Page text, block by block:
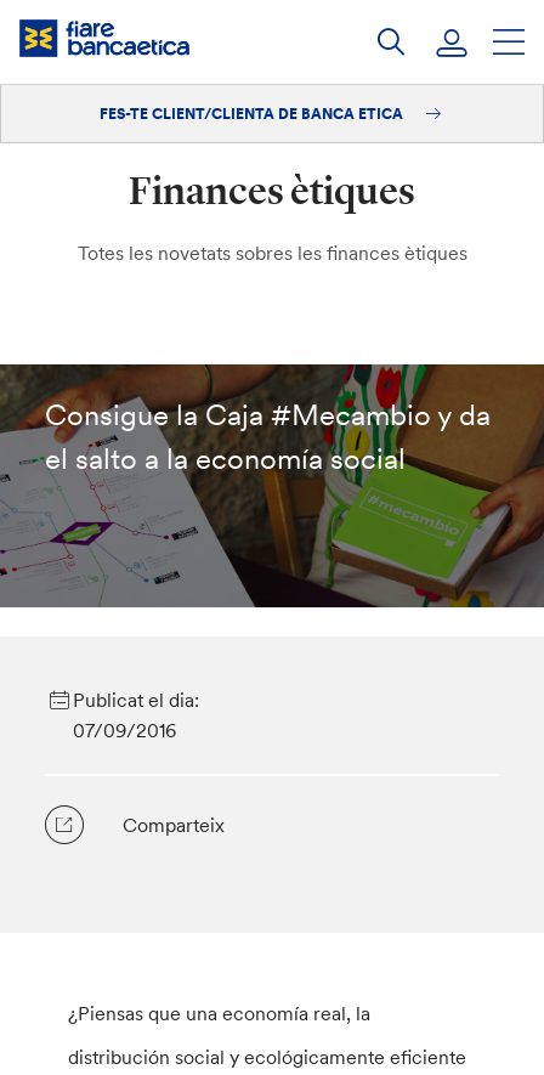
Salta
Iniciar sessió
Fes-te'n client/clienta
FES-TE CLIENT/CLIENTA DE BANCA ETICA
Finances ètiques
Totes les novetats sobres les finances ètiques
Consigue la Caja #Mecambio y da
el salto a la economía social
Publicat el dia:
07/09/2016
Comparteix
¿Piensas que una economía real, la
distribución social y ecológicamente eficiente